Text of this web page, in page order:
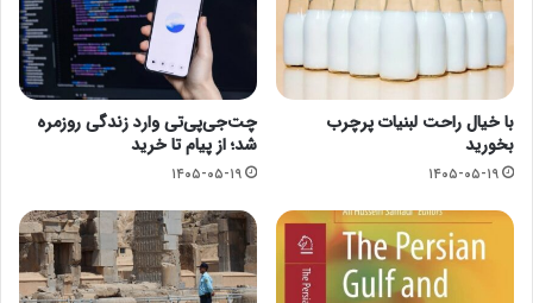
با خیال راحت لبنیات پرچرب
بخورید
۱۴۰۵-۰۵-۱۹
چت‌جی‌پی‌تی وارد زندگی روزمره
شد؛ از پیام تا خرید
۱۴۰۵-۰۵-۱۹